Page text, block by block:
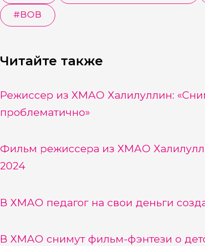
#ВОВ
Читайте также
Режиссер из ХМАО Халилуллин:
проблематично»
Фильм режиссера из ХМАО
2024
В ХМАО педагог на свои деньги
В ХМАО снимут фильм-фэнтези о